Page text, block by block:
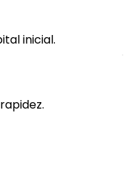
inicial.